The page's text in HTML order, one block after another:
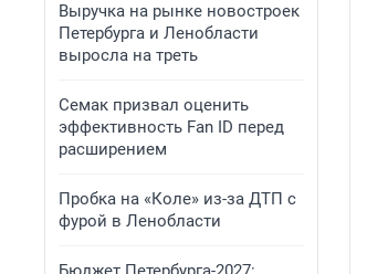
Выручка на рынке новостроек
Петербурга и Ленобласти
выросла на треть
Семак призвал оценить
эффективность Fan ID перед
расширением
Пробка на «Коле» из-за ДТП с
фурой в Ленобласти